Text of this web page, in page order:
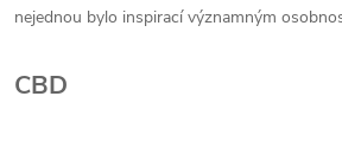
nejednou bylo inspirací významným
CBD